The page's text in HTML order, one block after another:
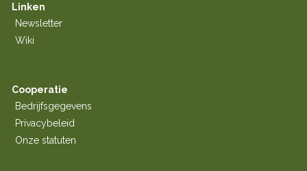
Linken
Newsletter
Wiki
Cooperatie
Bedrijfsgegevens
Privacybeleid
Onze statuten